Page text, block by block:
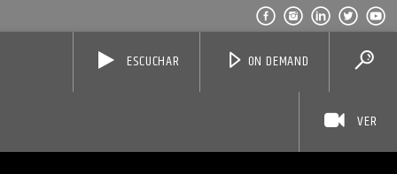
ON DEMAND
ESCUCHAR
VER